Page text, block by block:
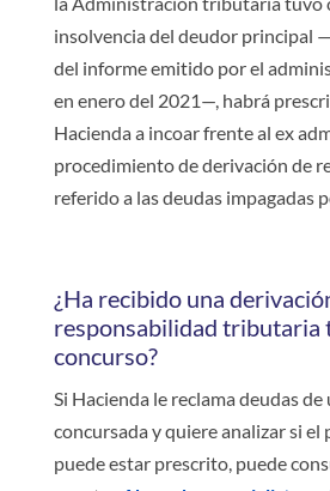
insolvencia del deudor principal
del informe emitido por el
en enero del 2021—, habrá
Hacienda a incoar frente al ex
procedimiento de derivación de
referido a las deudas impagadas
¿Ha recibido una
responsabilidad tributaria
concurso?
Si Hacienda le reclama deudas de
concursada y quiere analizar si
puede estar prescrito, puede